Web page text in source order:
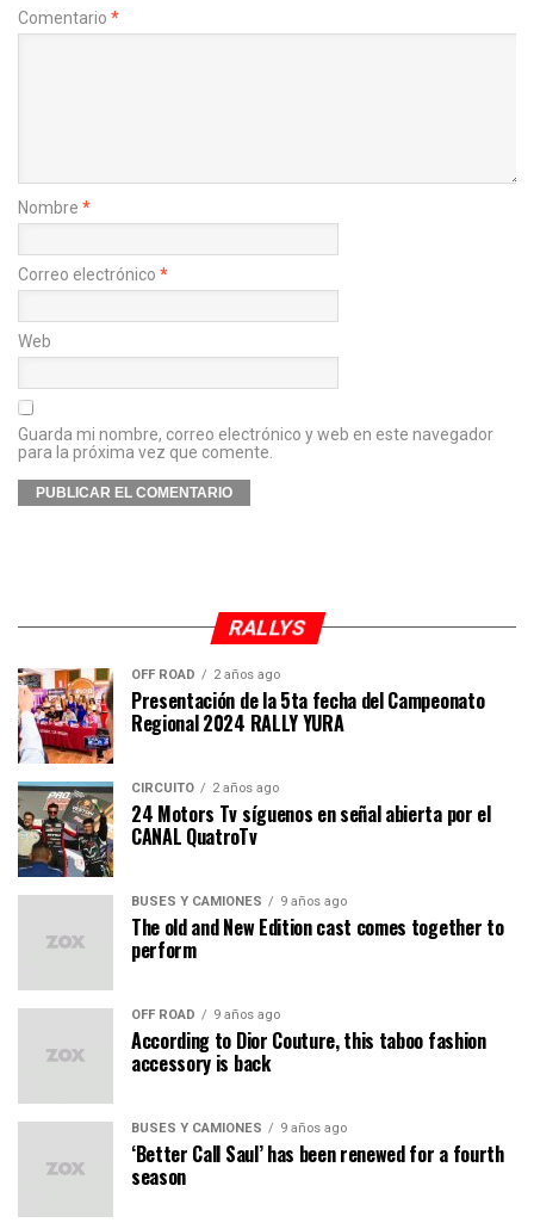
Comentario *
Nombre *
Correo electrónico *
Web
Guarda mi nombre, correo electrónico y web en este navegador
para la próxima vez que comente.
RALLYS
OFF ROAD 2 años ago
Presentación de la 5ta fecha del Campeonato
Regional 2024 RALLY YURA
CIRCUITO 2 años ago
24 Motors Tv síguenos en señal abierta por el
CANAL QuatroTv
BUSES Y CAMIONES 9 años ago
The old and New Edition cast comes together to
perform
OFF ROAD 9 años ago
According to Dior Couture, this taboo fashion
accessory is back
BUSES Y CAMIONES 9 años ago
‘Better Call Saul’ has been renewed for a fourth
season